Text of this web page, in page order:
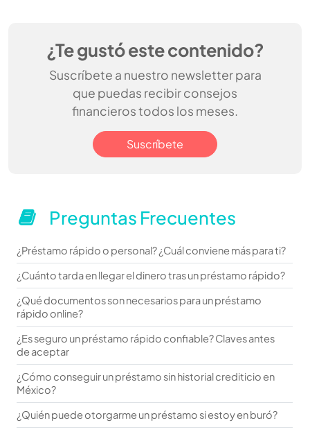
¿Te gustó este contenido?
Suscríbete a nuestro newsletter para
que puedas recibir consejos
financieros todos los meses.
Suscríbete
Preguntas Frecuentes
¿Préstamo rápido o personal? ¿Cuál conviene más para ti?
¿Cuánto tarda en llegar el dinero tras un préstamo rápido?
¿Qué documentos son necesarios para un préstamo
rápido online?
¿Es seguro un préstamo rápido confiable? Claves antes
de aceptar
¿Cómo conseguir un préstamo sin historial crediticio en
México?
¿Quién puede otorgarme un préstamo si estoy en buró?